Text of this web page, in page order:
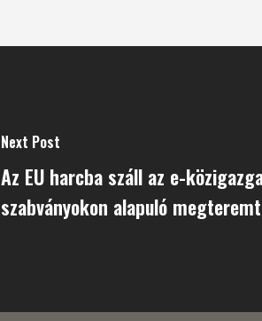
Next Post
Az EU harcba száll az e-
szabványokon alapuló